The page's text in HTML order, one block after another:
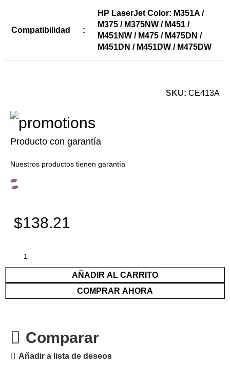
Compatibilidad :
HP LaserJet Color: M351A /
M375 / M375NW / M451 /
M451NW / M475 / M475DN /
M451DN / M451DW / M475DW
SKU: CE413A
Producto con garantía
Nuestros productos tienen garantía
$138.21
AÑADIR AL CARRITO
COMPRAR AHORA
Comparar
Añadir a lista de deseos